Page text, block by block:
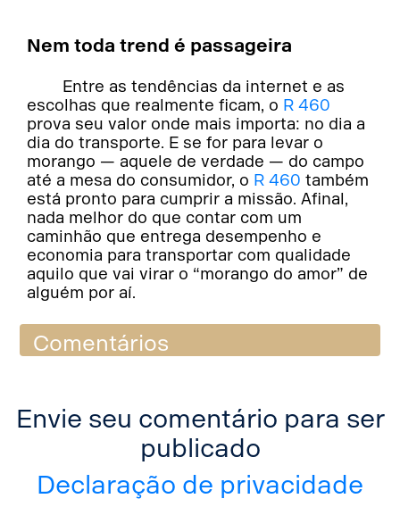
Nem toda trend é passageira
Entre as tendências da internet e as
escolhas que realmente ficam, o R 460
prova seu valor onde mais importa: no dia a
dia do transporte. E se for para levar o
morango — aquele de verdade — do campo
até a mesa do consumidor, o R 460 também
está pronto para cumprir a missão. Afinal,
nada melhor do que contar com um
caminhão que entrega desempenho e
economia para transportar com qualidade
aquilo que vai virar o “morango do amor” de
alguém por aí.
Comentários
Envie seu comentário para ser
publicado
Declaração de privacidade